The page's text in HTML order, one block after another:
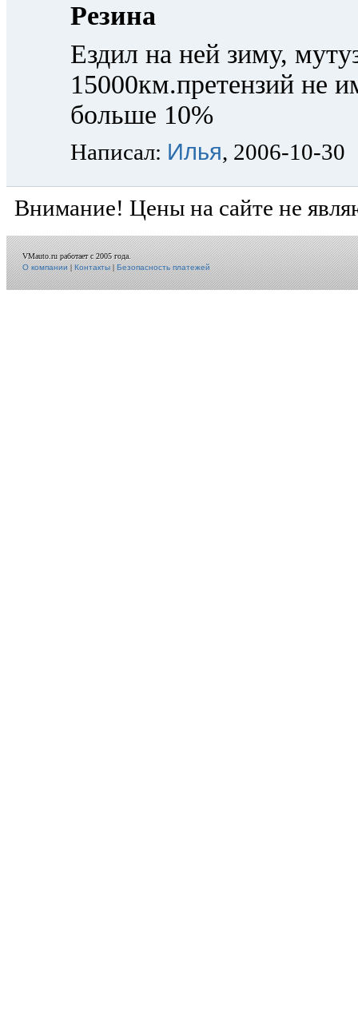
Резина
Ездил на ней зиму,
15000км.претензий не
больше 10%
Написал: Илья, 2006-10-30
Внимание! Цены на сайте не
VMauto.ru работает с 2005 года.
О компании|Контакты|Безопасность платежей